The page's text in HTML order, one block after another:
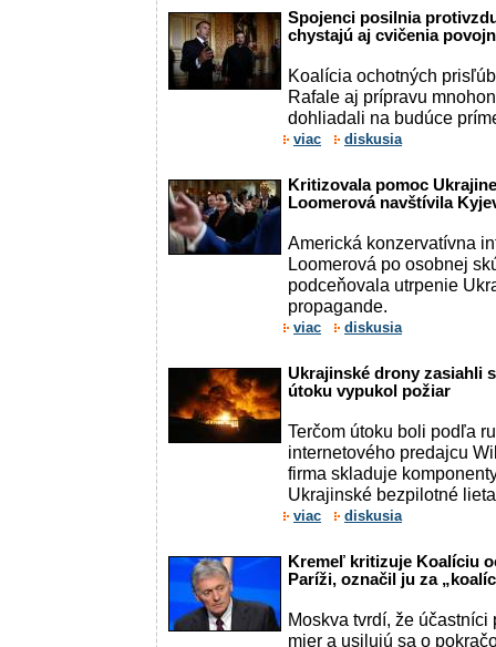
Spojenci posilnia
chystajú aj cvičenia
Koalícia ochotných
Rafale aj prípravu
dohliadali na budúce
viac diskusia
Kritizovala pomoc
Loomerová navštívila
Americká konzervatívna
Loomerová po osobnej
podceňovala utrpenie
propagande.
viac diskusia
Ukrajinské drony zasiahli
útoku vypukol požiar
Terčom útoku boli podľa
internetového predajcu
firma skladuje
Ukrajinské bezpilotné
viac diskusia
Kremeľ kritizuje Koalíciu
Paríži, označil ju za
Moskva tvrdí, že
mier a usilujú sa o